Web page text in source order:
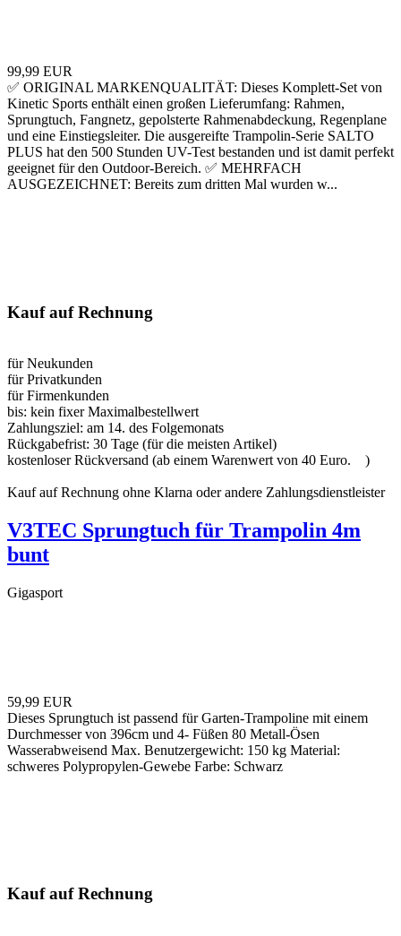
99,99 EUR
✅ ORIGINAL MARKENQUALITÄT: Dieses Komplett-Set von
Kinetic Sports enthält einen großen Lieferumfang: Rahmen,
Sprungtuch, Fangnetz, gepolsterte Rahmenabdeckung, Regenplane
und eine Einstiegsleiter. Die ausgereifte Trampolin-Serie SALTO
PLUS hat den 500 Stunden UV-Test bestanden und ist damit perfekt
geeignet für den Outdoor-Bereich. ✅ MEHRFACH
AUSGEZEICHNET: Bereits zum dritten Mal wurden w...
Kauf auf Rechnung
für Neukunden
für Privatkunden
für Firmenkunden
bis: kein fixer Maximalbestellwert
Zahlungsziel: am 14. des Folgemonats
Rückgabefrist: 30 Tage (für die meisten Artikel)
kostenloser Rückversand (ab einem Warenwert von 40 Euro.
)
Kauf auf Rechnung ohne Klarna oder andere Zahlungsdienstleister
V3TEC Sprungtuch für Trampolin 4m
bunt
Gigasport
59,99 EUR
Dieses Sprungtuch ist passend für Garten-Trampoline mit einem
Durchmesser von 396cm und 4- Füßen 80 Metall-Ösen
Wasserabweisend Max. Benutzergewicht: 150 kg Material:
schweres Polypropylen-Gewebe Farbe: Schwarz
Kauf auf Rechnung